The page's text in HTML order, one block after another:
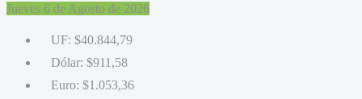
Jueves 6 de Agosto de 2026
UF: $40.844,79
Dólar: $911,58
Euro: $1.053,36